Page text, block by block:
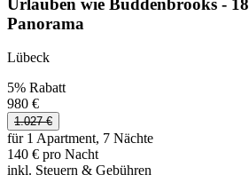
Urlauben wie Buddenbrooks -
Panorama
Lübeck
5% Rabatt
980 €
1.027 €
für 1 Apartment, 7 Nächte
140 € pro Nacht
inkl. Steuern & Gebühren